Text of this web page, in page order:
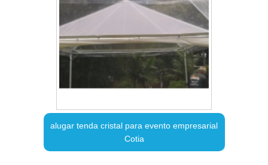
alugar tenda cristal para evento empresarial
Cotia